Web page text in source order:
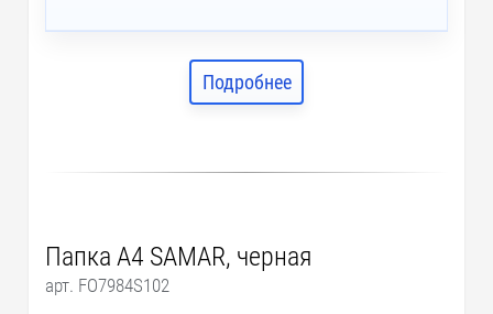
Подробнее
Папка А4 SAMAR, черная
арт. FO7984S102